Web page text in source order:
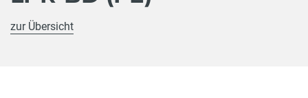
zur Übersicht